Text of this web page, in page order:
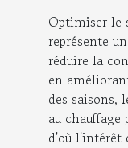
Optimiser le
représente
réduire la
en
des saisons,
au chauffage
d'où l'intérêt